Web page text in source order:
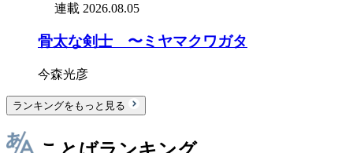
連載 2026.08.05
骨太な剣士 〜ミヤマクワガタ
今森光彦
ランキングをもっと見る